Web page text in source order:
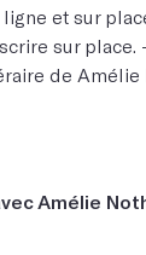
ligne et sur
sur place.
de Amélie
Amélie